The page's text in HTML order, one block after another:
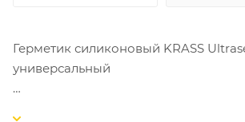
Герметик силиконовый KRASS
универсальный